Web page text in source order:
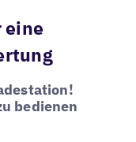
eine
bedienen